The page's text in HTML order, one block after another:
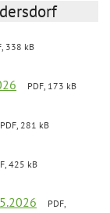
338 kB
PDF, 173 kB
PDF, 281 kB
425 kB
PDF,